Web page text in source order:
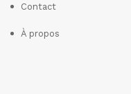
Contact
À propos